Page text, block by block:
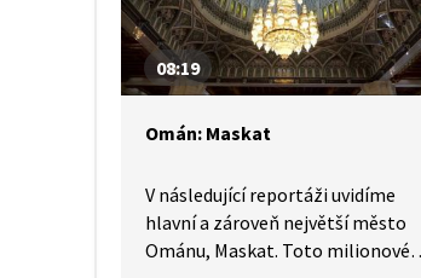
08:19
Omán: Maskat
V následující reportáži uvidíme
hlavní a zároveň největší město
Ománu, Maskat. Toto milionové